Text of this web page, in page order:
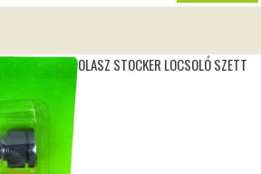
OLASZ STOCKER LOCSOLÓ SZETT